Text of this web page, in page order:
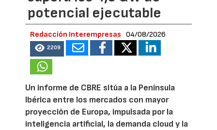
potencial ejecutable
Redacción Interempresas 04/08/2026
2209
Un informe de CBRE sitúa a la Península
Ibérica entre los mercados con mayor
proyección de Europa, impulsada por la
inteligencia artificial, la demanda cloud y la